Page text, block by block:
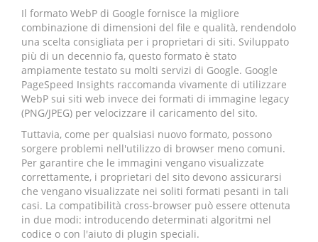
Il formato WebP di Google fornisce la migliore
combinazione di dimensioni del file e qualità, rendendolo
una scelta consigliata per i proprietari di siti. Sviluppato
più di un decennio fa, questo formato è stato
ampiamente testato su molti servizi di Google. Google
PageSpeed Insights raccomanda vivamente di utilizzare
WebP sui siti web invece dei formati di immagine legacy
(PNG/JPEG) per velocizzare il caricamento del sito.
Tuttavia, come per qualsiasi nuovo formato, possono
sorgere problemi nell'utilizzo di browser meno comuni.
Per garantire che le immagini vengano visualizzate
correttamente, i proprietari del sito devono assicurarsi
che vengano visualizzate nei soliti formati pesanti in tali
casi. La compatibilità cross-browser può essere ottenuta
in due modi: introducendo determinati algoritmi nel
codice o con l'aiuto di plugin speciali.